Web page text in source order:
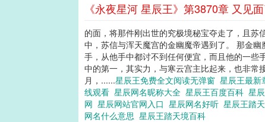
《永夜星河 星辰王》第3870章 又见面
的面，将那件刚出世的究极境秘宝夺走了，且
中，苏信与浑天魔宫的金幽魔帝遇到了。 那金
手，从他手中都讨不到任何便宜，而且他的一些
中的第一，其实力，与寒云宫主比起来，也非常
月，......星辰王免费全文阅读无弹窗 星辰王最新
线观看 星辰网名昵称大全 星辰王百度百科 星
网 星辰网站官网入口 星辰网名好听 星辰王踏
网名什么意思 星辰王踏天境百科